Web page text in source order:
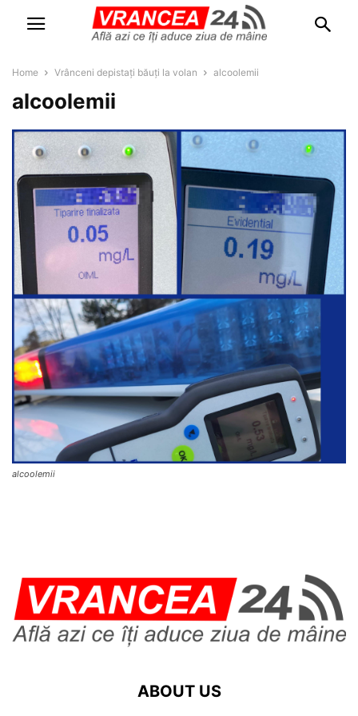
Home Vrânceni depistați băuți la volan alcoolemii
alcoolemii
alcoolemii
ABOUT US